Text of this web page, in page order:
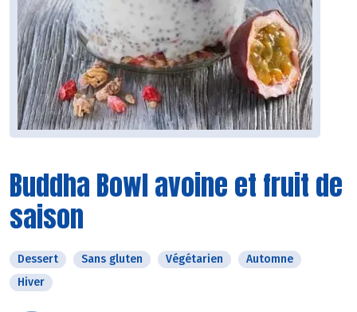
Buddha Bowl avoine et fruit de
saison
Dessert Sans gluten Végétarien
Automne
Hiver